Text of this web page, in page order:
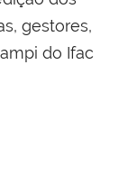
gestores,
do Ifac